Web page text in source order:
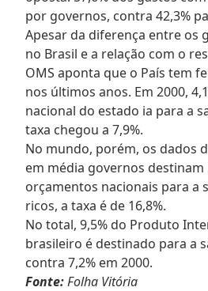
por governos, contra 42,3%
Apesar da diferença entre os
no Brasil e a relação com o
OMS aponta que o País tem
nos últimos anos. Em 2000,
nacional do estado ia para a
taxa chegou a 7,9%.
No mundo, porém, os dados
em média governos destinam
orçamentos nacionais para a
ricos, a taxa é de 16,8%.
No total, 9,5% do Produto
brasileiro é destinado para a
contra 7,2% em 2000.
Fonte:Folha Vitória